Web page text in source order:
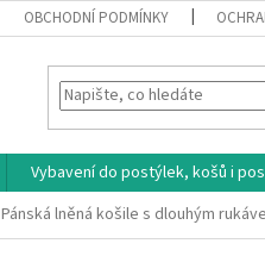
OBCHODNÍ PODMÍNKY
Vybavení do postýlek, košů i
Pánská lněná košile s dlouhým